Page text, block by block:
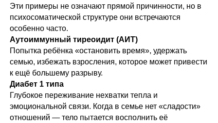
Эти примеры не означают прямой причинности, но в
психосоматической структуре они встречаются
особенно часто.
Аутоиммунный тиреоидит (АИТ)
Попытка ребёнка «остановить время», удержать
семью, избежать взросления, которое может привести
к ещё большему разрыву.
Диабет 1 типа
Глубокое переживание нехватки тепла и
эмоциональной связи. Когда в семье нет «сладости»
отношений — тело пытается восполнить её